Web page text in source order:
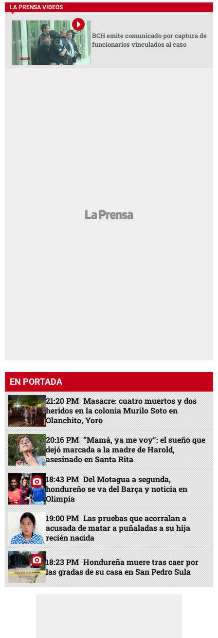
LA PRENSA VIDEOS
BCH emite comunicado por captura de
funcionarios vinculados al caso
EN PORTADA
21:20 PM Masacre: cuatro muertos y dos
heridos en la colonia Murilo Soto en
Olanchito, Yoro
20:16 PM “Mamá, ya me voy”: el sueño que
dejó marcada a la madre de Harold,
asesinado en Santa Rita
18:43 PM Del Motagua a segunda,
hondureño se va del Barça y noticia en
Olimpia
19:00 PM Las pruebas que acorralan a
acusada de matar a puñaladas a su hija
recién nacida
18:23 PM Hondureña muere tras caer por
las gradas de su casa en San Pedro Sula